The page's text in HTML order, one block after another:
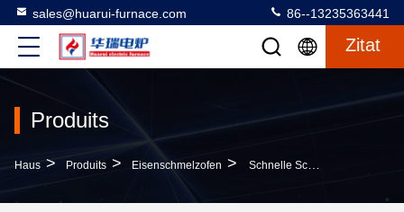
sales@huarui-furnace.com 86--13235363441
Zitat
Produits
Haus > Produits > Eisenschmelzofen > Schnelle Schmelzzeit Eisenschmelzofen Mit Hoher Energieeinsparung Und Geringer Ausfallrate Für Die Industrielle Metallverarbeitung